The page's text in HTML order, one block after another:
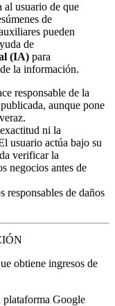
al usuario de que
de
pueden
de
(IA) para
la información.
responsable de la
aunque pone
ni la
usuario actúa bajo su
verificar la
negocios antes de
responsables de daños
obtiene ingresos de
plataforma Google